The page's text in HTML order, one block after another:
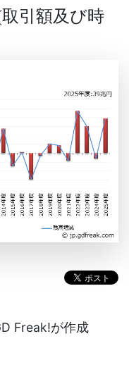
取引額及び時
Freak!が作成